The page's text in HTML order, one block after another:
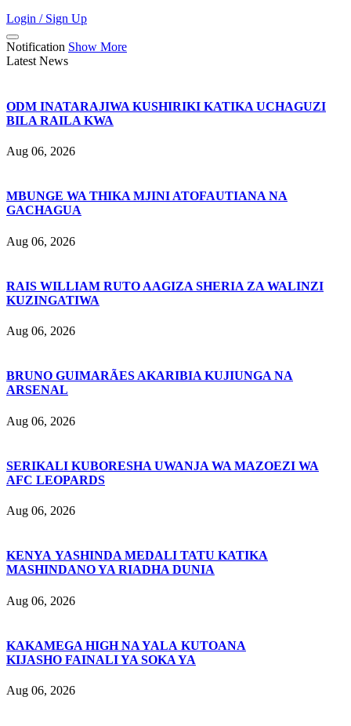
Login / Sign Up
Notification Show More
Latest News
ODM INATARAJIWA KUSHIRIKI KATIKA UCHAGUZI
BILA RAILA KWA
Aug 06, 2026
MBUNGE WA THIKA MJINI ATOFAUTIANA NA
GACHAGUA
Aug 06, 2026
RAIS WILLIAM RUTO AAGIZA SHERIA ZA WALINZI
KUZINGATIWA
Aug 06, 2026
BRUNO GUIMARÃES AKARIBIA KUJIUNGA NA
ARSENAL
Aug 06, 2026
SERIKALI KUBORESHA UWANJA WA MAZOEZI WA
AFC LEOPARDS
Aug 06, 2026
KENYA YASHINDA MEDALI TATU KATIKA
MASHINDANO YA RIADHA DUNIA
Aug 06, 2026
KAKAMEGA HIGH NA YALA KUTOANA
KIJASHO FAINALI YA SOKA YA
Aug 06, 2026